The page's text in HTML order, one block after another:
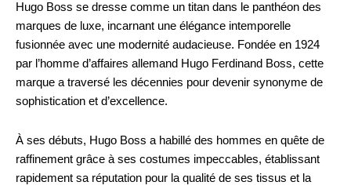
Hugo Boss se dresse comme un titan dans le panthéon des
marques de luxe, incarnant une élégance intemporelle
fusionnée avec une modernité audacieuse. Fondée en 1924
par l’homme d’affaires allemand Hugo Ferdinand Boss, cette
marque a traversé les décennies pour devenir synonyme de
sophistication et d’excellence.
À ses débuts, Hugo Boss a habillé des hommes en quête de
raffinement grâce à ses costumes impeccables, établissant
rapidement sa réputation pour la qualité de ses tissus et la